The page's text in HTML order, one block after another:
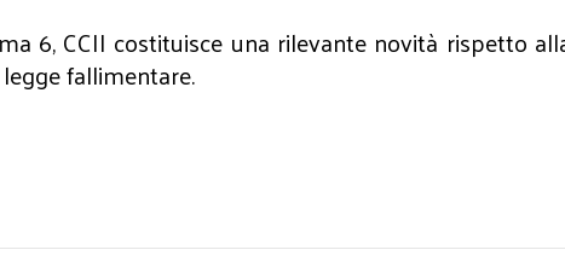
6, CCII costituisce una rilevante novità rispetto
fallimentare.